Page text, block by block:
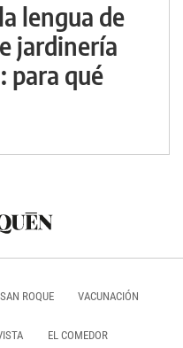
lengua de
jardinería
para qué
ROQUE VACUNACIÓN
EL COMEDOR